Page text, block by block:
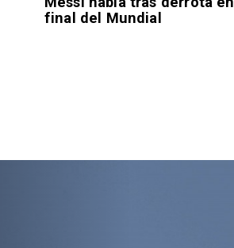
final del Mundial